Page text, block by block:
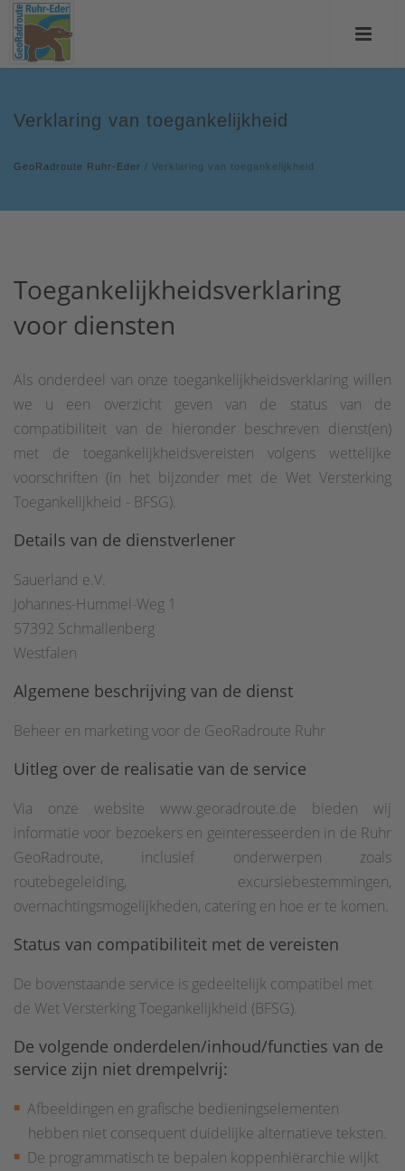
Verklaring van toegankelijkheid
GeoRadroute Ruhr-Eder / Verklaring van toegankelijkheid
Toegankelijkheidsverklaring
voor diensten
Als onderdeel van onze toegankelijkheidsverklaring willen
we u een overzicht geven van de status van de
compatibiliteit van de hieronder beschreven dienst(en)
met de toegankelijkheidsvereisten volgens wettelijke
voorschriften (in het bijzonder met de Wet Versterking
Toegankelijkheid - BFSG).
Details van de dienstverlener
Sauerland e.V.
Johannes-Hummel-Weg 1
57392 Schmallenberg
Westfalen
Algemene beschrijving van de dienst
Beheer en marketing voor de GeoRadroute Ruhr
Uitleg over de realisatie van de service
Via onze website www.georadroute.de bieden wij
informatie voor bezoekers en geïnteresseerden in de Ruhr
GeoRadroute, inclusief onderwerpen zoals
routebegeleiding, excursiebestemmingen,
overnachtingsmogelijkheden, catering en hoe er te komen.
Status van compatibiliteit met de vereisten
De bovenstaande service is gedeeltelijk compatibel met
de Wet Versterking Toegankelijkheid (BFSG).
De volgende onderdelen/inhoud/functies van de
service zijn niet drempelvrij:
Afbeeldingen en grafische bedieningselementen
hebben niet consequent duidelijke alternatieve teksten.
De programmatisch te bepalen koppenhiërarchie wijkt